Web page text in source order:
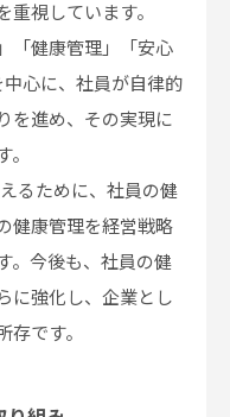
視しています。
「健康管理」「安心
心に、社員が自律的
を進め、その実現に
るために、社員の健
健康管理を経営戦略
。今後も、社員の健
に強化し、企業とし
です。